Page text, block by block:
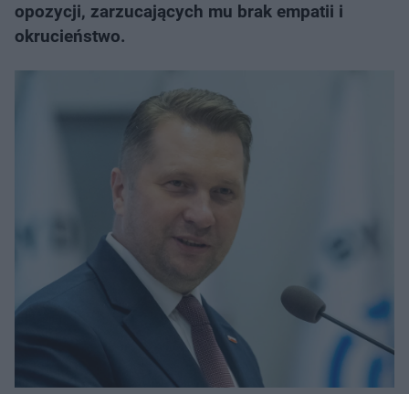
opozycji, zarzucających mu brak empatii i
okrucieństwo.